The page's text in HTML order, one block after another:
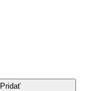
Pridať